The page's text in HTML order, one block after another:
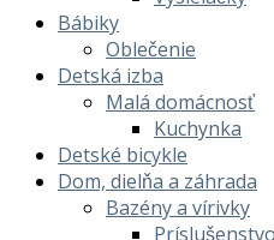
Bábiky
Oblečenie
Detská izba
Malá domácnosť
Kuchynka
Detské bicykle
Dom, dielňa a záhrada
Bazény a vírivky
Príslušenstvo